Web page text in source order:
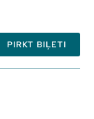
PIRKT BIĻETI